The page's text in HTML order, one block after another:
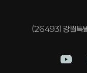
(26493) 강원특